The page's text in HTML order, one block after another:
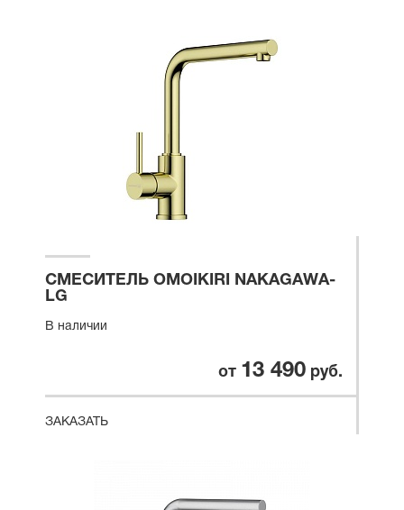
СМЕСИТЕЛЬ OMOIKIRI NAKAGAWA-
LG
В наличии
от 13 490 руб.
ЗАКАЗАТЬ